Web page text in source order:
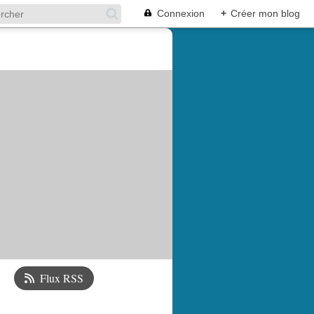
Connexion + Créer mon blog
Flux RSS